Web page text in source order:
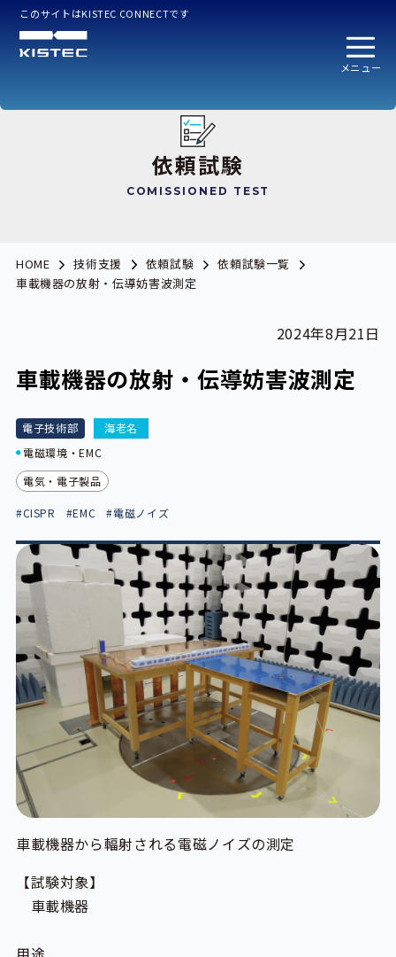
このサイトはKISTEC CONNECTです
メニュー
依頼試験
COMISSIONED TEST
HOME 技術支援 依頼試験
依頼試験一覧
車載機器の放射・伝導妨害波測定
2024年8月21日
車載機器の放射・伝導妨害波測定
電子技術部
海老名
電磁環境・EMC
電気・電子製品
#CISPR #EMC #電磁ノイズ
車載機器から輻射される電磁ノイズの測定
【試験対象】
車載機器